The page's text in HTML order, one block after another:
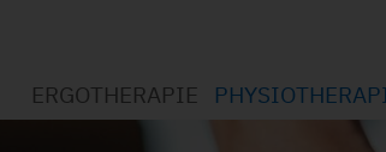
ERGOTHERAPIE
Willkommen bei der Ergotherapie
Willkommen bei